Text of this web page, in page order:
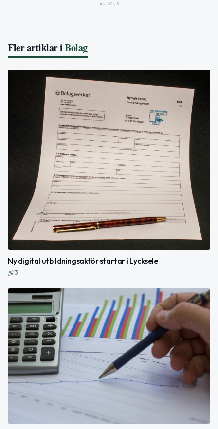
ANNONS
Fler artiklar iBolag
Ny digital utbildningsaktör startar i Lycksele
3